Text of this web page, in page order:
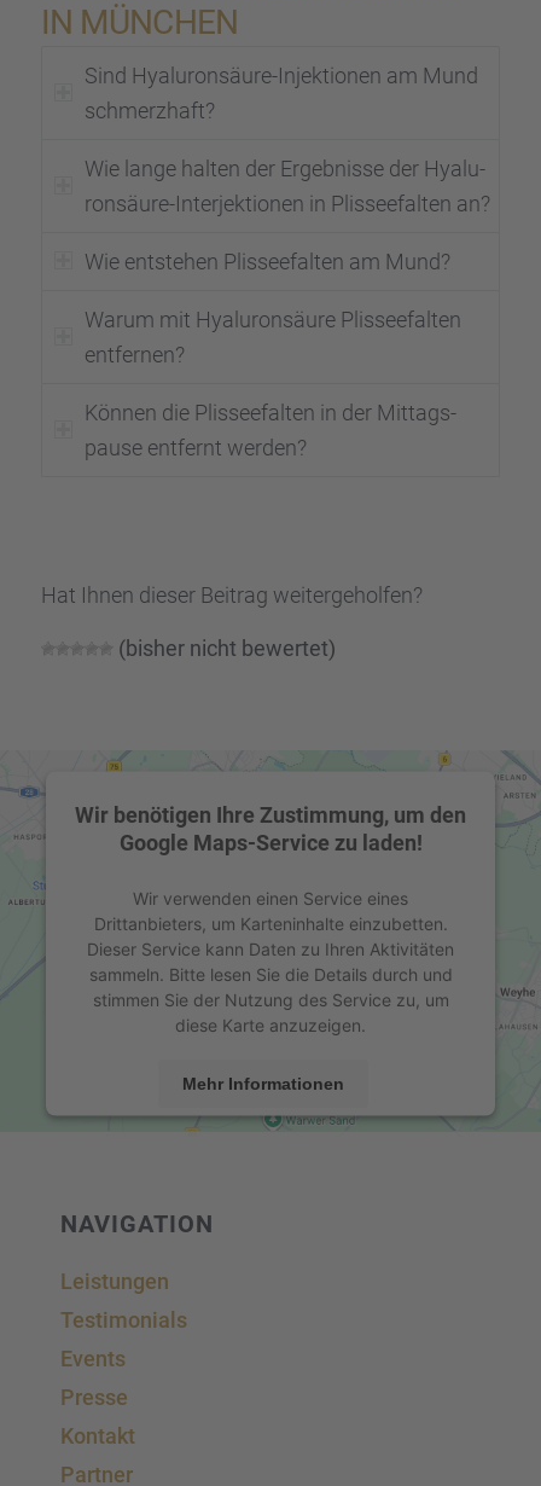
IN MÜNCHEN
Sind Hyalu­ron­säure-Injek­tio­nen am Mund
schmerz­haft?
Wie lange halten der Ergeb­nisse der Hyalu­
ron­säure-Inter­jek­tio­nen in Plissee­fal­ten an?
Wie entste­hen Plissee­fal­ten am Mund?
Warum mit Hyalu­ron­säure Plissee­fal­ten
entfer­nen?
Können die Plissee­fal­ten in der Mittags­
pause entfernt werden?
Hat Ihnen dieser Beitrag weiter­ge­hol­fen?
(bisher nicht bewer­tet)
Wir benötigen Ihre Zustimmung, um den
Google Maps-Service zu laden!
Wir verwenden einen Service eines
Drittanbieters, um Karteninhalte einzubetten.
Dieser Service kann Daten zu Ihren Aktivitäten
sammeln. Bitte lesen Sie die Details durch und
stimmen Sie der Nutzung des Service zu, um
diese Karte anzuzeigen.
Mehr Informationen
Platform
NAVIGA­TION
Leistun­gen
Testi­mo­ni­als
Events
Presse
Kontakt
Partner